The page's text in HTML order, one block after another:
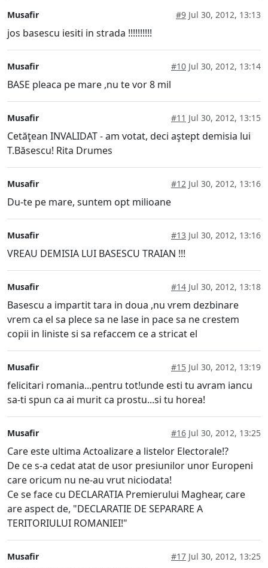
Musafir #9 Jul 30, 2012, 13:13
jos basescu iesiti in strada !!!!!!!!!!
Musafir #10 Jul 30, 2012, 13:14
BASE pleaca pe mare ,nu te vor 8 mil
Musafir #11 Jul 30, 2012, 13:15
Cetăţean INVALIDAT - am votat, deci aştept demisia lui
T.Băsescu! Rita Drumes
Musafir #12 Jul 30, 2012, 13:16
Du-te pe mare, suntem opt milioane
Musafir #13 Jul 30, 2012, 13:16
VREAU DEMISIA LUI BASESCU TRAIAN !!!
Musafir #14 Jul 30, 2012, 13:18
Basescu a impartit tara in doua ,nu vrem dezbinare
vrem ca el sa plece sa ne lase in pace sa ne crestem
copii in liniste si sa refaccem ce a stricat el
Musafir #15 Jul 30, 2012, 13:19
felicitari romania...pentru tot!unde esti tu avram iancu
sa-ti spun ca ai murit ca prostu...si tu horea!
Musafir #16 Jul 30, 2012, 13:25
Care este ultima Actoalizare a listelor Electorale!?
De ce s-a cedat atat de usor presiunilor unor Europeni
care oricum nu ne-au vrut niciodata!
Ce se face cu DECLARATIA Premierului Maghear, care
are aspect de, "DECLARATIE DE SEPARARE A
TERITORIULUI ROMANIEI!"
Musafir #17 Jul 30, 2012, 13:25